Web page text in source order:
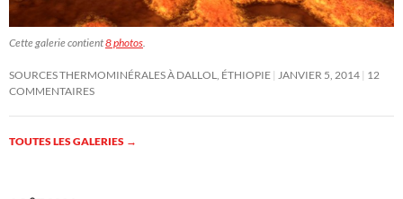
Cette galerie contient8 photos.
SOURCES THERMOMINÉRALES À DALLOL, ÉTHIOPIE JANVIER 5, 2014 12
COMMENTAIRES
TOUTES LES GALERIES →